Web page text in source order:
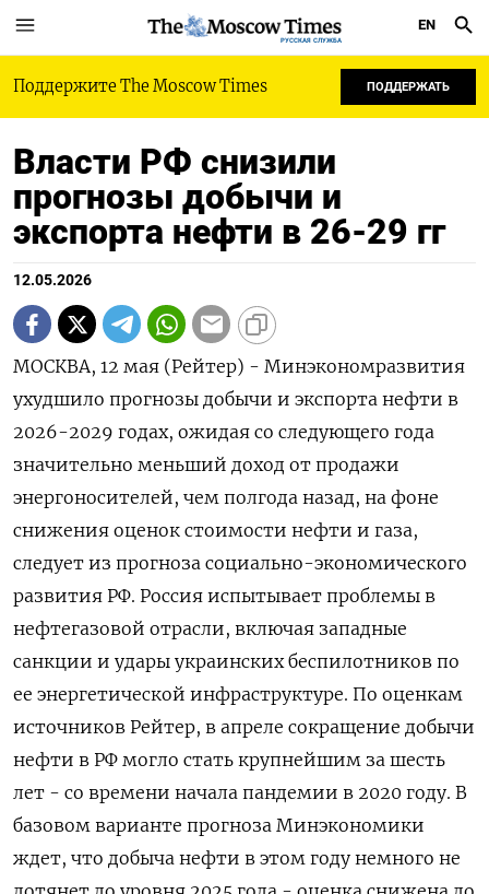
РУССКАЯ СЛУЖБА
EN
Поддержите The Moscow Times ПОДДЕРЖАТЬ
Власти РФ снизили
прогнозы добычи и
экспорта нефти в 26-29 гг
12.05.2026
МОСКВА, 12 мая (Рейтер) - Минэкономразвития
ухудшило прогнозы добычи и экспорта нефти в
2026-2029 годах, ожидая со следующего года
значительно меньший доход от продажи
энергоносителей, чем полгода назад, на фоне
снижения оценок стоимости ‌нефти и газа,
следует из прогноза социально-экономического
развития РФ. Россия испытывает проблемы в
нефтегазовой отрасли, включая западные
санкции и удары украинских беспилотников по
ее энергетической инфраструктуре. По оценкам
источников Рейтер, в апреле ​сокращение добычи
нефти в РФ ​могло стать крупнейшим за ​шесть
лет - со ⁠времени начала пандемии в 2020 году. В
базовом варианте прогноза ‌Минэкономики
ждет, что добыча нефти в ‌этом году немного не